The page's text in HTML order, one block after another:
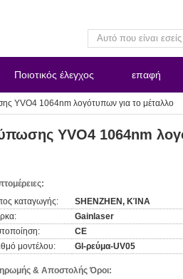
Ποιοτικός έλεγχος επαφή
YVO4 1064nm λογότυπων για το μέταλλο
YVO4 1064nm
καταγωγής:
SHENZHEN, ΚΊΝΑ
Gainlaser
CE
μοντέλου:
Gl-ρεύμα-UV05
& Αποστολής Όροι: